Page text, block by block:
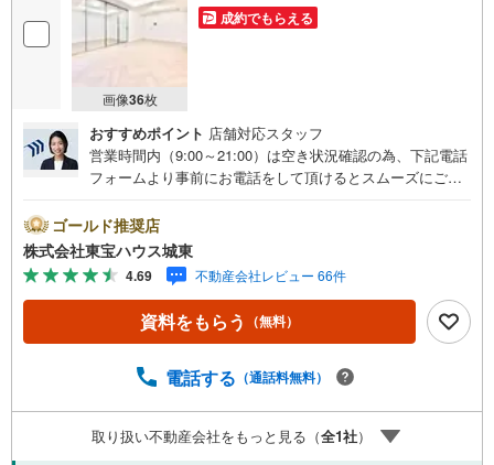
画像36枚
成約でもらえる
おすすめポイント 店舗対応スタッフ
営業時間内（9:00～21:00）は空き状況確認の為、下記電話
フォームより事前にお電話をして頂けるとスムーズにご案
カレンダーの作成▽ご購入後もお客様の人生のパートナー
として暮らしの「安心」を守り続けます。【Yahoo！ 不動
産キャンペーン対象店舗】当店で物件を成約するとPayPay
ボーナスライトがもらえる「Yahoo！ 不動産 物件ご成約キ
ャンペーン」の対象になります。「資料をもらう」「見学
予約をする」ボタンからお問い合わせください。※必ずYah
スライトは出金と譲渡はできません。ご案内・詳細な資料
時受け付けております！■頭金0円からのご購入可能です■
（諸費用もOK）お気軽にお問い合わせください。
ゴールド推奨店
株式会社東宝ハウス城東
4.69 不動産会社レビュー 66件
資料をもらう （無料）
電話する （通話料無料）
取り扱い不動産会社をもっと見る（全1社）